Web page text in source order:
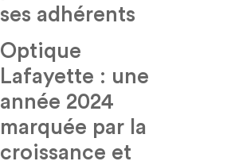
ses adhérents
Optique
Lafayette : une
année 2024
marquée par la
croissance et